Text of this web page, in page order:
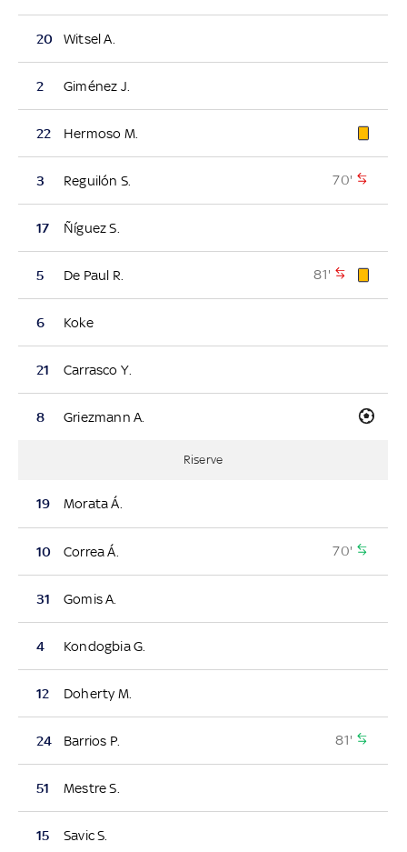
20 Witsel A.
2 Giménez J.
22 Hermoso M.
3 Reguilón S. 70'
17 Ñíguez S.
5 De Paul R. 81'
6 Koke
21 Carrasco Y.
8 Griezmann A.
Riserve
19 Morata Á.
10 Correa Á. 70'
31 Gomis A.
4 Kondogbia G.
12 Doherty M.
24 Barrios P. 81'
51 Mestre S.
15 Savic S.